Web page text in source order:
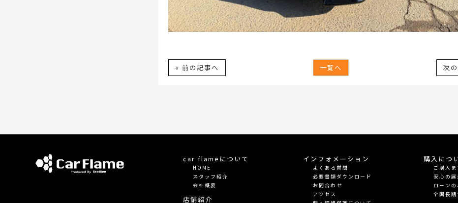
« 前の記事へ 一覧へ 次
car flameについて
HOME
スタッフ紹介
会社概要
店舗紹介
インフォメーション
よくある質問
必要書類ダウンロード
お問合わせ
アクセス
購入につ
ご購入
安心の展
ローン
全国長期